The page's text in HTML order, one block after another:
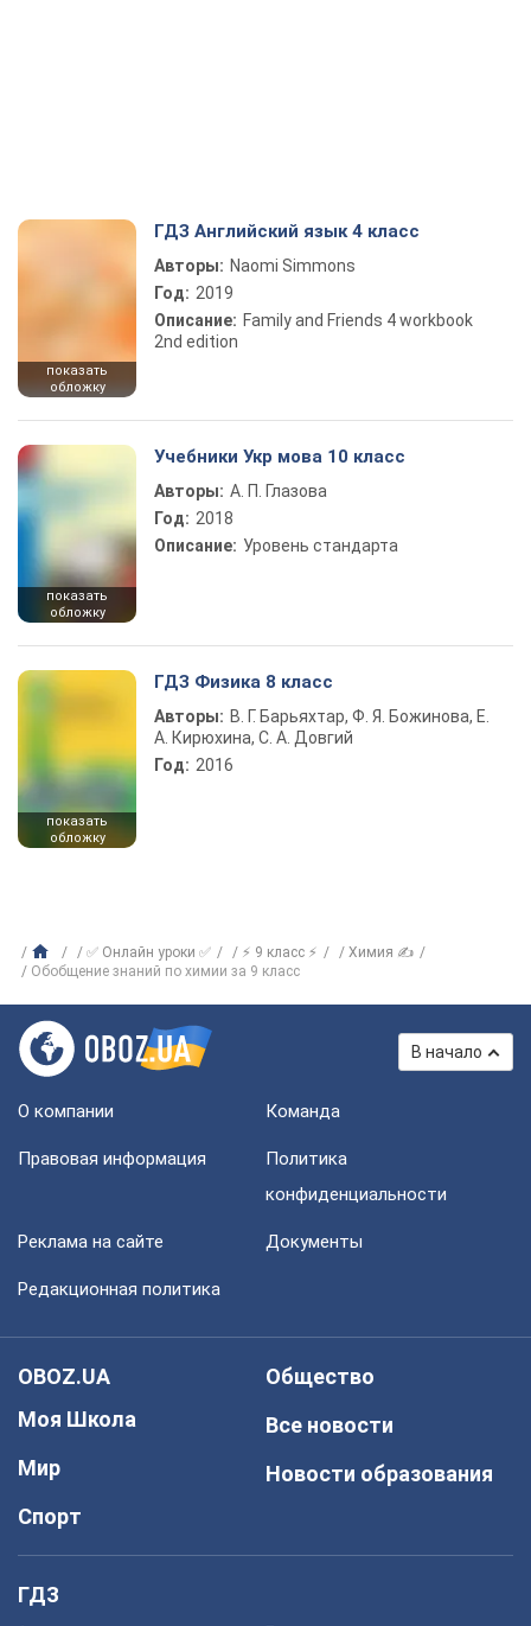
показать
обложку
ГДЗ Английский язык 4 класс
Авторы: Naomi Simmons
Год: 2019
Описание: Family and Friends 4 workbook
2nd edition
показать
обложку
Учебники Укр мова 10 класс
Авторы: А. П. Глазова
Год: 2018
Описание: Уровень стандарта
показать
обложку
ГДЗ Физика 8 класс
Авторы: В. Г. Барьяхтар, Ф. Я. Божинова, Е.
А. Кирюхина, С. А. Довгий
Год: 2016
✅ Онлайн уроки ✅ ⚡ 9 класс ⚡
Химия ✍
Обобщение знаний по химии за 9 класс
В начало
О компании Команда
Правовая информация
Политика
конфиденциальности
Реклама на сайте Документы
Редакционная политика
OBOZ.UA
Моя Школа
Мир
Спорт
Общество
Все новости
Новости образования
ГДЗ